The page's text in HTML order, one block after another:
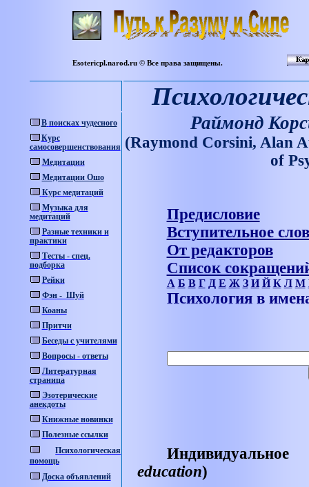
Esotericpl.narod.ru © Все права защищены.
В поисках чудесного
Курс
самосовершенствования
Медитации
Медитации Ошо
Курс медитаций
Музыка для
медитаций
Разные техники и
практики
Тесты - спец.
подборка
Рейки
Фэн - Шуй
Коаны
Притчи
Беседы с учителями
Вопросы - ответы
Литературная
страница
Эзотерические
анекдоты
Книжные новинки
Полезные ссылки
Психологическая
помощь
Доска объявлений
Раймонд
(Raymond Corsini, Alan
оf
Предисловие
Вступительное
От редакторов
Список
А Б В Г Д Е Ж З И Й К Л М
Психология в
education)